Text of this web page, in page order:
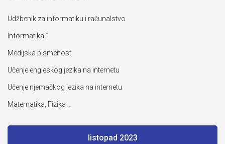
Udžbenik za informatiku i računalstvo
Informatika 1
Medijska pismenost
Učenje engleskog jezika na internetu
Učenje njemačkog jezika na internetu
Matematika, Fizika …
listopad 2023